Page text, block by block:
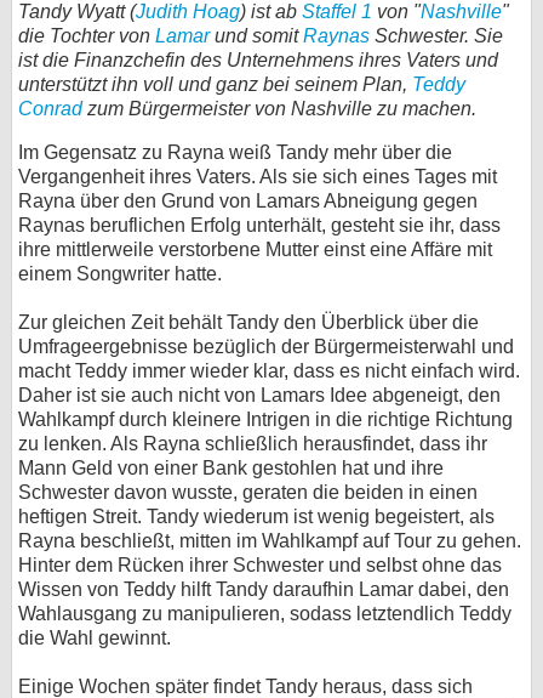
Tandy Wyatt (Judith Hoag) ist ab Staffel 1 von "Nashville"
die Tochter von Lamarund somitRaynas Schwester. Sie
ist die Finanzchefin des Unternehmens ihres Vaters und
unterstützt ihn voll und ganz bei seinem Plan, Teddy
Conradzum Bürgermeister von Nashville zu machen.
Im Gegensatz zu Rayna weiß Tandy mehr über die
Vergangenheit ihres Vaters. Als sie sich eines Tages mit
Rayna über den Grund von Lamars Abneigung gegen
Raynas beruflichen Erfolg unterhält, gesteht sie ihr, dass
ihre mittlerweile verstorbene Mutter einst eine Affäre mit
einem Songwriter hatte.
Zur gleichen Zeit behält Tandy den Überblick über die
Umfrageergebnisse bezüglich der Bürgermeisterwahl und
macht Teddy immer wieder klar, dass es nicht einfach wird.
Daher ist sie auch nicht von Lamars Idee abgeneigt, den
Wahlkampf durch kleinere Intrigen in die richtige Richtung
zu lenken. Als Rayna schließlich herausfindet, dass ihr
Mann Geld von einer Bank gestohlen hat und ihre
Schwester davon wusste, geraten die beiden in einen
heftigen Streit. Tandy wiederum ist wenig begeistert, als
Rayna beschließt, mitten im Wahlkampf auf Tour zu gehen.
Hinter dem Rücken ihrer Schwester und selbst ohne das
Wissen von Teddy hilft Tandy daraufhin Lamar dabei, den
Wahlausgang zu manipulieren, sodass letztendlich Teddy
die Wahl gewinnt.
Einige Wochen später findet Tandy heraus, dass sich
KULTUR
Specials
SERVICE
Gewinnspiele
Forum
bei X
bei Facebook
Kontakt
Nutzungsbedingungen
Datenschutz
Cookie-Einstellungen
Impressum